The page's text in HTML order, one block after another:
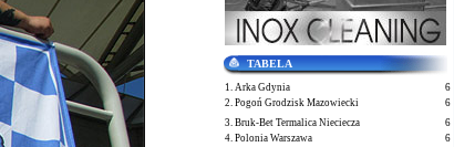
TABELA
1. Arka Gdynia
6
2. Pogoń Grodzisk Mazowiecki
6
3. Bruk-Bet Termalica Nieciecza
6
4. Polonia Warszawa
6